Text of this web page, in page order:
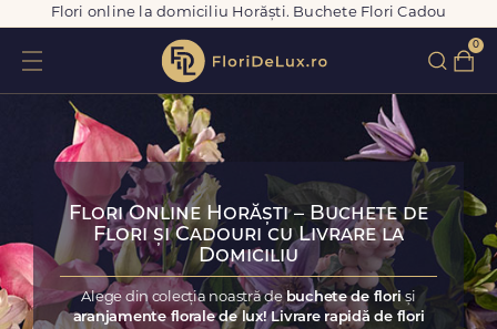
Flori online la domiciliu Horăști. Buchete Flori Cadou
0
Flori Online Horăști – Buchete de
Flori și Cadouri cu Livrare la
Domiciliu
Alege din colecția noastră de buchete de floriși
aranjamente florale de lux! Livrare rapidă de flori